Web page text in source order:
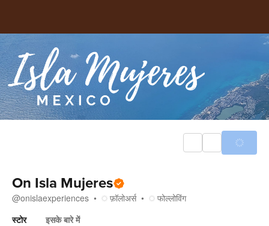
On Isla Mujeres
@onislaexperiences फ़ॉलोअर्स
फोल्लोविंग
स्टोर
इसके बारे में